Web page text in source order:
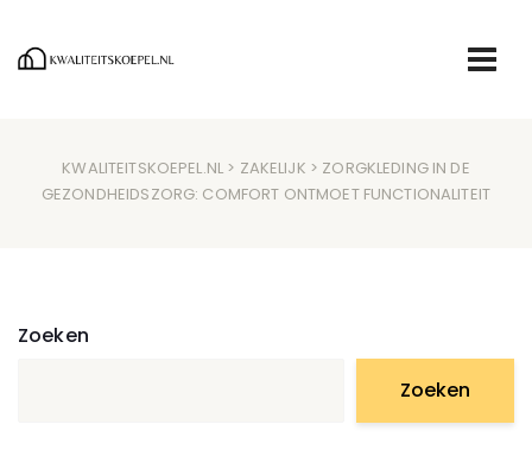
KWALITEITSKOEPEL.NL > ZAKELIJK > ZORGKLEDING IN DE
GEZONDHEIDSZORG: COMFORT ONTMOET FUNCTIONALITEIT
Zoeken
Zoeken